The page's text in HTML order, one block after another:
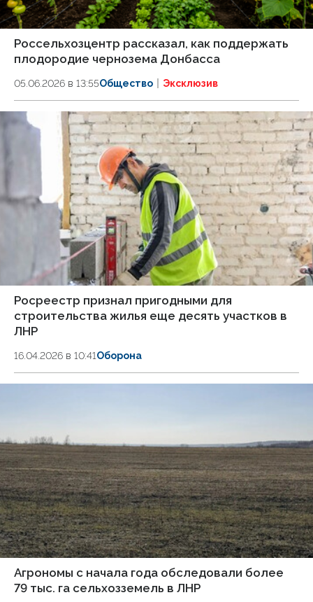
Россельхозцентр рассказал, как поддержать
плодородие чернозема Донбасса
05.06.2026 в 13:55Общество Эксклюзив
Росреестр признал пригодными для
строительства жилья еще десять участков в
ЛНР
16.04.2026 в 10:41Оборона
Агрономы с начала года обследовали более
79 тыс. га сельхозземель в ЛНР